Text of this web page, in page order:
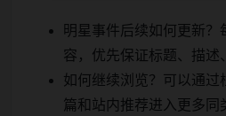
明星事件后续如何更新？
容，优先保证标题、描述
如何继续浏览？可以通过
篇和站内推荐进入更多同